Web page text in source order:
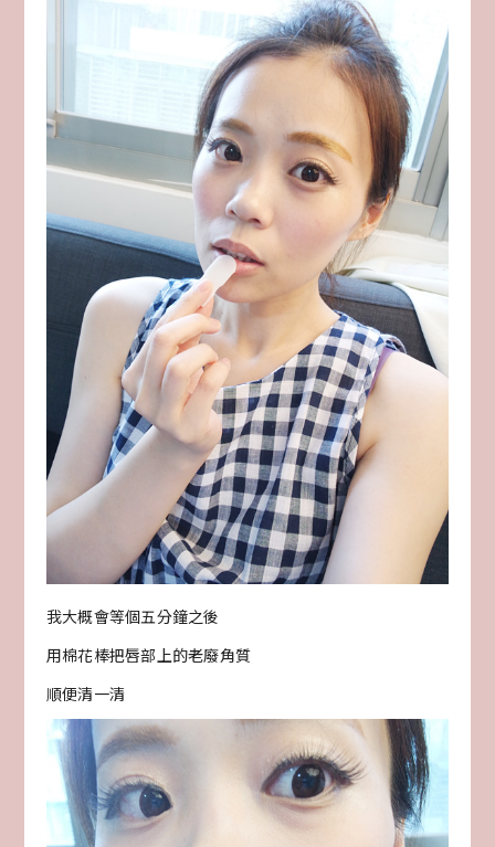
我大概會等個五分鐘之後
用棉花棒把唇部上的老廢角質
順便清一清